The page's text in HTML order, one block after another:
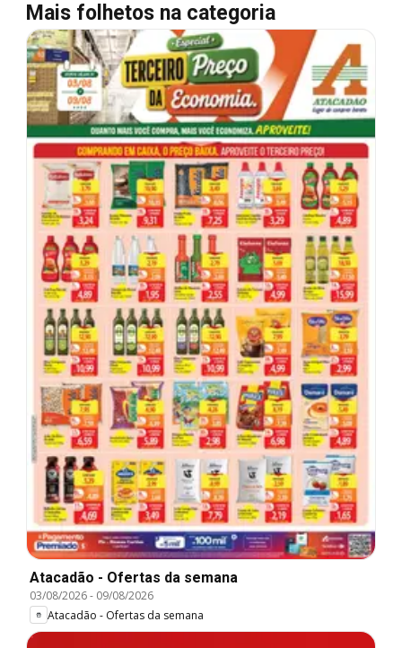
Mais folhetos na categoria
Atacadão - Ofertas da semana
03/08/2026- 09/08/2026
Atacadão - Ofertas da semana